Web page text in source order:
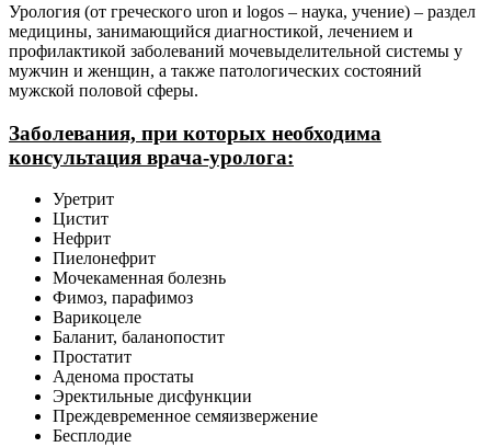
Урология (от греческого uron и logos – наука, учение) – раздел
медицины, занимающийся диагностикой, лечением и
профилактикой заболеваний мочевыделительной системы у
мужчин и женщин, а также патологических состояний
мужской половой сферы.
Заболевания, при которых необходима
консультация врача-уролога:
Уретрит
Цистит
Нефрит
Пиелонефрит
Мочекаменная болезнь
Фимоз, парафимоз
Варикоцеле
Баланит, баланопостит
Простатит
Аденома простаты
Эректильные дисфункции
Преждевременное семяизвержение
Бесплодие